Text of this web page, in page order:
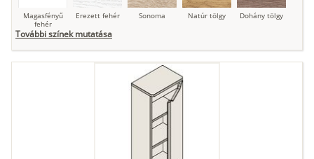
Magasfényű
fehér
Erezett fehér Sonoma Natúr tölgy Dohány tölgy
Loft beton
Nádzöld
További színek mutatása